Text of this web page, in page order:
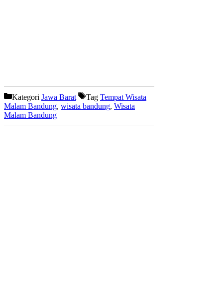
Kategori Jawa Barat Tag Tempat Wisata
Malam Bandung, wisata bandung, Wisata
Malam Bandung